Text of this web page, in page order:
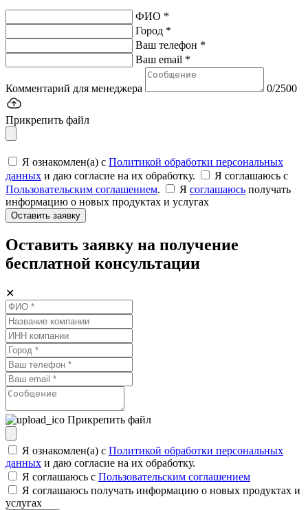
ФИО *
Город *
Ваш телефон *
Ваш email *
Комментарий для менеджера 0/2500
Прикрепить файл
Я ознакомлен(а) с Политикой обработки персональных
данных и даю согласие на их обработку.
Я соглашаюсь c
Пользовательским соглашением. Я соглашаюсь получать
информацию о новых продуктах и услугах
Оставить заявку
Оставить заявку на получение
бесплатной консультации
✕
Прикрепить файл
Я ознакомлен(а) с Политикой обработки персональных
данных и даю согласие на их обработку.
Я соглашаюсь c Пользовательским соглашением
Я соглашаюсь получать информацию о новых продуктах и
услугах